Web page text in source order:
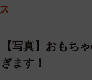
【写真】おもち
ぎます！